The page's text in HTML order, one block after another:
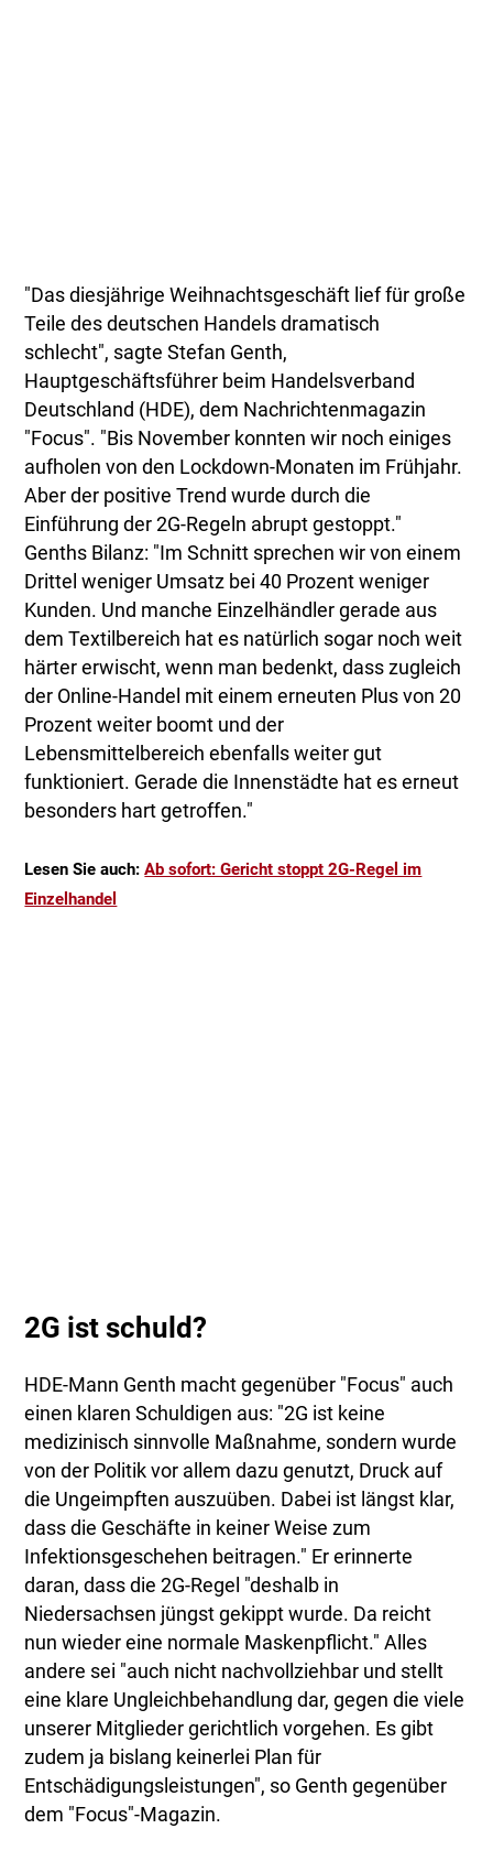
"Das diesjährige Weihnachtsgeschäft lief für große
Teile des deutschen Handels dramatisch
schlecht", sagte Stefan Genth,
Hauptgeschäftsführer beim Handelsverband
Deutschland (HDE), dem Nachrichtenmagazin
"Focus". "Bis November konnten wir noch einiges
aufholen von den Lockdown-Monaten im Frühjahr.
Aber der positive Trend wurde durch die
Einführung der 2G-Regeln abrupt gestoppt."
Genths Bilanz: "Im Schnitt sprechen wir von einem
Drittel weniger Umsatz bei 40 Prozent weniger
Kunden. Und manche Einzelhändler gerade aus
dem Textilbereich hat es natürlich sogar noch weit
härter erwischt, wenn man bedenkt, dass zugleich
der Online-Handel mit einem erneuten Plus von 20
Prozent weiter boomt und der
Lebensmittelbereich ebenfalls weiter gut
funktioniert. Gerade die Innenstädte hat es erneut
besonders hart getroffen."
Lesen Sie auch:Ab sofort: Gericht stoppt 2G-Regel im
Einzelhandel
2G ist schuld?
HDE-Mann Genth macht gegenüber "Focus" auch
einen klaren Schuldigen aus: "2G ist keine
medizinisch sinnvolle Maßnahme, sondern wurde
von der Politik vor allem dazu genutzt, Druck auf
die Ungeimpften auszuüben. Dabei ist längst klar,
dass die Geschäfte in keiner Weise zum
Infektionsgeschehen beitragen." Er erinnerte
daran, dass die 2G-Regel "deshalb in
Niedersachsen jüngst gekippt wurde. Da reicht
nun wieder eine normale Maskenpflicht." Alles
andere sei "auch nicht nachvollziehbar und stellt
eine klare Ungleichbehandlung dar, gegen die viele
unserer Mitglieder gerichtlich vorgehen. Es gibt
zudem ja bislang keinerlei Plan für
Entschädigungsleistungen", so Genth gegenüber
dem "Focus"-Magazin.